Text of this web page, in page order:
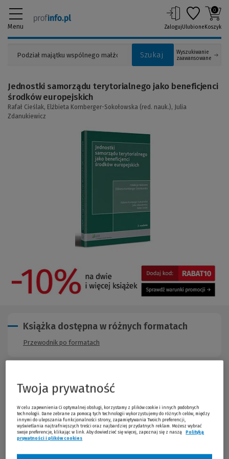
Menu
Szukaj
Wyszukiwanie
zaawansowane
ZalogujUlubione
0
Koszyk
Jednostki samorządu terytorialnego jako beneficjenci
środków europejskich
Rafał Cieślak, Elżbieta Kornberger-Sokołowska (red. nauk.),
Julia
Zdanukiewicz
Opis publikacji
Książka jestpierwsza na rynku publikacja omawiająca
kompleksowo problematykę funduszy Unii Europejskiej w
samorządzie terytorialnym.
dotyczące pozyskiwania środków UE przez polskie
Książka dostępna w różnych formatach
Przewodnik po formatach
Twoja prywatność
W celu zapewnienia Ci optymalnej obsługi, korzystamy z plików cookie i innych podobnych
technologii. Dane zebrane za pomocą tych technologii wykorzystujemy do różnych celów, między
innymi do ulepszania funkcjonalności strony, zapamiętywania Twoich preferencji,
wyświetlania najtrafniejszych treści oraz najbardziej przydatnych reklam. Możesz wybrać
swoje preferencje, klikając w link. Aby dowiedzieć się więcej, zapoznaj się z naszą
Polityką
prywatności i plików cookies